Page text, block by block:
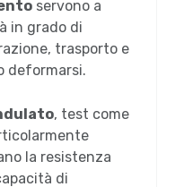
servono a
in grado di
trasporto e
deformarsi.
, test come
la resistenza
di